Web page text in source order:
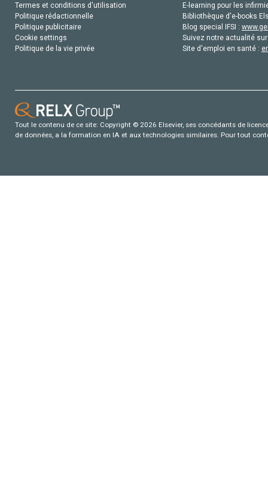
Termes et conditions d'utilisation
Politique rédactionnelle
Politique publicitaire
Cookie settings
Politique de la vie privée
E-learning pour les
Bibliothèque d'e-books
Blog special IFSI :
Suivez notre actualité
Site d'emploi en santé :
Tout le contenu de ce site: Copyright © 2026 Elsevier, ses concédants de
de données, a la formation en IA et aux technologies similaires. Pour tout